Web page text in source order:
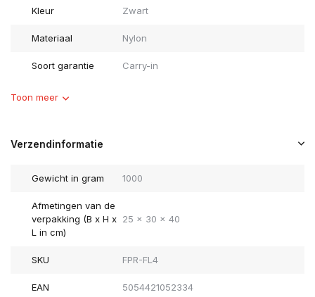
Kleur Zwart
Materiaal Nylon
Soort garantie Carry-in
Toon meer
Verzendinformatie
Gewicht in gram 1000
Afmetingen van de
verpakking (B x H x
L in cm)
25 x 30 x 40
SKU FPR-FL4
EAN 5054421052334